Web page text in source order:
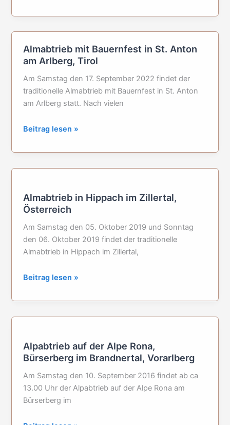
Kufstein
in
(Österreich)
Almabtrieb mit Bauernfest in St. Anton
am Arlberg, Tirol
Am Samstag den 17. September 2022 findet der
traditionelle Almabtrieb mit Bauernfest in St. Anton
am Arlberg statt. Nach vielen
Almabtrieb
Bauernfest
am
Arlberg,
Tirol
Beitrag lesen »
Almabtrieb in Hippach im Zillertal,
Österreich
Am Samstag den 05. Oktober 2019 und Sonntag
den 06. Oktober 2019 findet der traditionelle
Almabtrieb in Hippach im Zillertal,
Almabtrieb
Hippach
Beitrag lesen »
Alpabtrieb auf der Alpe Rona,
Bürserberg im Brandnertal, Vorarlberg
Am Samstag den 10. September 2016 findet ab ca
13.00 Uhr der Alpabtrieb auf der Alpe Rona am
Bürserberg im